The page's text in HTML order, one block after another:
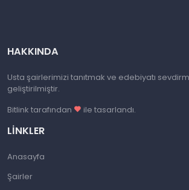
HAKKINDA
Usta şairlerimizi tanıtmak ve edebiyatı
geliştirilmiştir.
Bitlink tarafından
ile tasarlandı.
LINKLER
Anasayfa
Şairler